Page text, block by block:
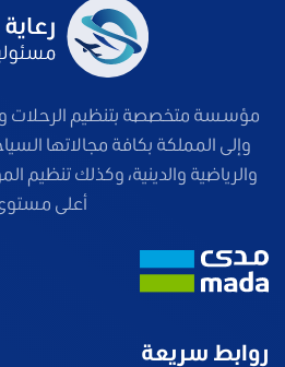
مؤسسة متخصصة بتنظيم الرحلات
وإلى المملكة بكافة مجالاتها
والرياضية والدينية، وكذلك تنظيم
أعلى
روابط سريعة